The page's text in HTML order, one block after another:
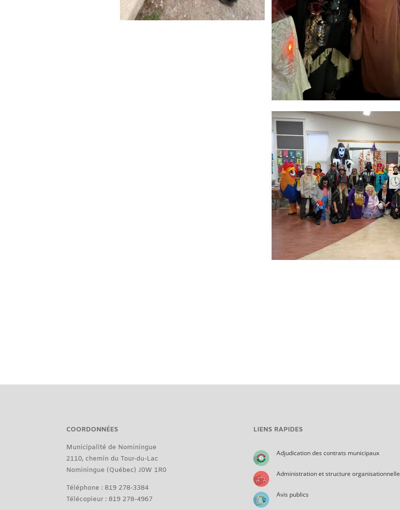
COORDONNÉES
Municipalité de Nominingue
2110, chemin du Tour-du-Lac
Nominingue (Québec) J0W 1R0
Téléphone : 819 278-3384
Télécopieur : 819 278-4967
LIENS RAPIDES
Adjudication des contrats municipaux
Administration et structure organisationnelle
Avis publics